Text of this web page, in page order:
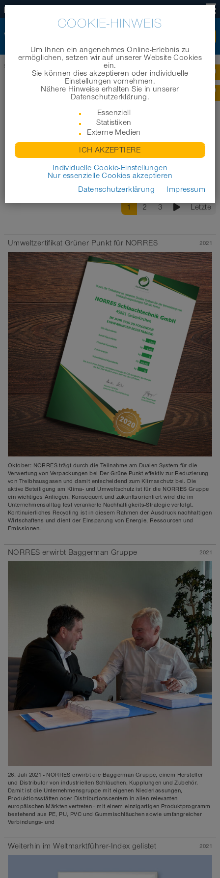
Startseite
NORRES GROUP - HISTORIE
2020 2019 2018
2014 2013 2012 2011 2010 2009 2008 2007
1947-1889
1 2 3 Letzte
Umweltzertifikat Grüner Punkt für NORRES 2021
Oktober: NORRES trägt durch die Teilnahme am Dualen System für die
Verwertung von Verpackungen bei Der Grüne Punkt effektiv zur Reduzierung
von Treibhausgasen und damit entscheidend zum Klimaschutz bei. Die
aktive Beteiligung am Klima- und Umweltschutz ist für die NORRES Gruppe
ein wichtiges Anliegen. Konsequent und zukunftsorientiert wird die im
Unternehmensalltag fest verankerte Nachhaltigkeits-Strategie verfolgt.
Kontinuierliches Recycling ist in diesem Rahmen der Ausdruck nachhaltigen
Wirtschaftens und dient der Einsparung von Energie, Ressourcen und
Emissionen.
NORRES erwirbt Baggerman Gruppe 2021
26. Juli 2021 - NORRES erwirbt die Baggerman Gruppe, einem Hersteller
und Distributor von industriellen Schläuchen, Kupplungen und Zubehör.
Damit ist die Unternehmensgruppe mit eigenen Niederlassungen,
Produktionsstätten oder Distributionscentern in allen relevanten
europäischen Märkten vertreten - mit einem einzigartigen Produktprogramm
bestehend aus PE, PU, PVC und Gummischläuchen sowie umfangreicher
Verbindungs- und
Weiterhin im Weltmarktführer-Index gelistet 2021
COOKIE-HINWEIS
Um Ihnen ein angenehmes Online-Erlebnis zu
ermöglichen, setzen wir auf unserer Website Cookies
ein.
Sie können dies akzeptieren oder individuelle
Einstellungen vornehmen.
Nähere Hinweise erhalten Sie in unserer
Datenschutzerklärung.
Essenziell
Statistiken
Externe Medien
ICH AKZEPTIERE
Individuelle Cookie-Einstellungen
Nur essenzielle Cookies akzeptieren
Datenschutzerklärung
Impressum